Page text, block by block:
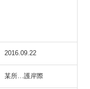
2016.09.22
某所…護岸際